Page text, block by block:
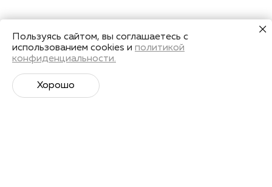
Пользуясь сайтом, вы соглашаетесь с
использованием cookies и политикой
конфиденциальности.
Хорошо